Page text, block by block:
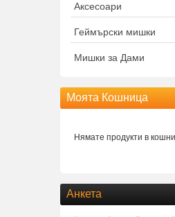
Аксесоари
Геймърски мишки
Мишки за Дами
Моята Кошница
Нямате продукти в
Анкета